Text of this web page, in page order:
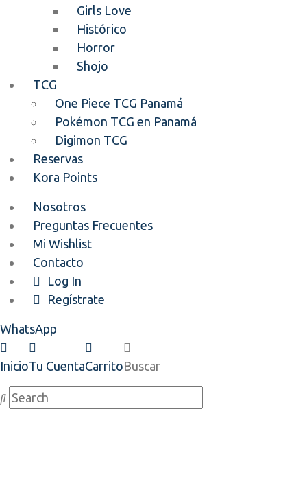
Girls Love
Histórico
Horror
Shojo
TCG
One Piece TCG Panamá
Pokémon TCG en Panamá
Digimon TCG
Reservas
Kora Points
Nosotros
Preguntas Frecuentes
Mi Wishlist
Contacto
Log In
Regístrate
WhatsApp
InicioTu CuentaCarritoBuscar